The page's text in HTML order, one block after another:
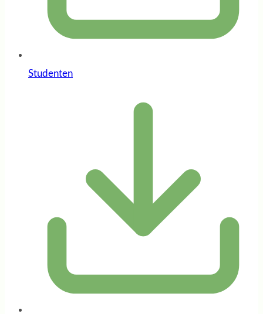
Studenten